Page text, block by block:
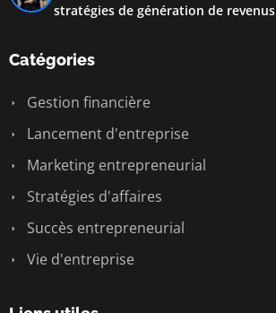
stratégies de génération de revenus
Catégories
Gestion financière
Lancement d'entreprise
Marketing entrepreneurial
Stratégies d'affaires
Succès entrepreneurial
Vie d'entreprise